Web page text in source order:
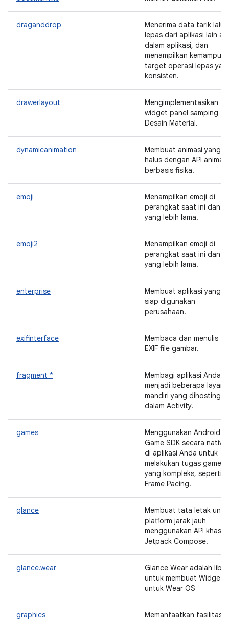
draganddrop
Menerima data tarik lalu
lepas dari aplikasi lain
dalam aplikasi, dan
menampilkan kemampuan
target operasi lepas
konsisten.
drawerlayout
Mengimplementasikan
widget panel samping
Desain Material.
dynamicanimation
Membuat animasi yang
halus dengan API animasi
berbasis fisika.
emoji
Menampilkan emoji di
perangkat saat ini dan
yang lebih lama.
emoji2
Menampilkan emoji di
perangkat saat ini dan
yang lebih lama.
enterprise
Membuat aplikasi yang
siap digunakan
perusahaan.
exifinterface
Membaca dan menulis
EXIF file gambar.
fragment *
Membagi aplikasi Anda
menjadi beberapa layar
mandiri yang dihosting
dalam Activity.
games
Menggunakan Android
Game SDK secara native
di aplikasi Anda untuk
melakukan tugas game
yang kompleks, seperti
Frame Pacing.
glance
Membuat tata letak
platform jarak jauh
menggunakan API khas
Jetpack Compose.
glance.wear
Glance Wear adalah
untuk membuat Widget
untuk Wear OS
graphics
Memanfaatkan fasilitas